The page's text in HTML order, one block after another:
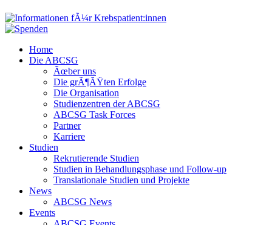
Home
Die ABCSG
Ãœber uns
Die grÃ¶ÃŸten Erfolge
Die Organisation
Studienzentren der ABCSG
ABCSG Task Forces
Partner
Karriere
Studien
Rekrutierende Studien
Studien in Behandlungsphase und Follow-up
Translationale Studien und Projekte
News
ABCSG News
Events